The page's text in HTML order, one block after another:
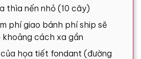
thìa nến nhỏ (10 cây)
phí giao bánh phí ship sẽ
cách xa gần
họa tiết fondant (đường